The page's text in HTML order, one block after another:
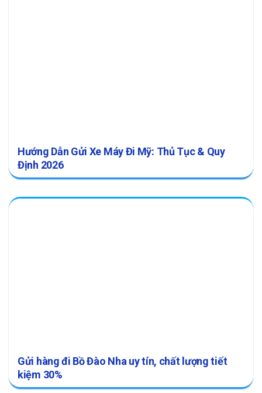
Hướng Dẫn Gửi Xe Máy Đi Mỹ: Thủ Tục & Quy
Định 2026
Gửi hàng đi Bồ Đào Nha uy tín, chất lượng tiết
kiệm 30%